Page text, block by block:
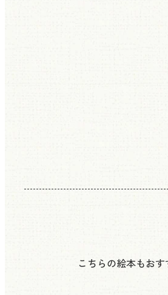
こちらの絵本もおす